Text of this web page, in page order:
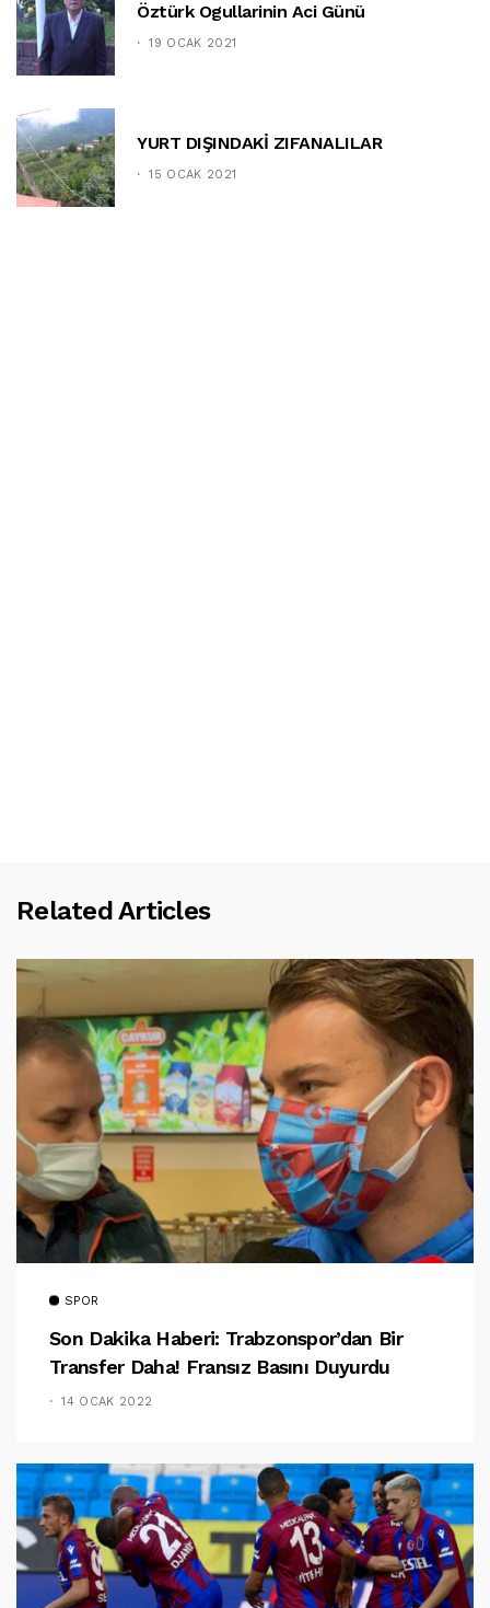
Öztürk Ogullarinin Aci Günü
19 OCAK 2021
YURT DIŞINDAKİ ZIFANALILAR
15 OCAK 2021
Related Articles
SPOR
Son Dakika Haberi: Trabzonspor’dan Bir
Transfer Daha! Fransız Basını Duyurdu
14 OCAK 2022